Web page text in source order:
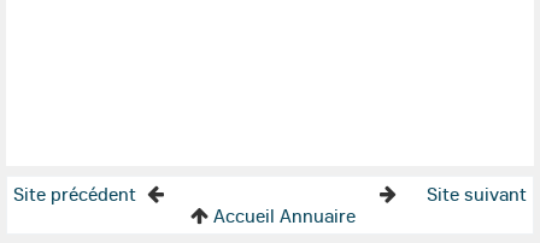
Site précédent
Site suivant
Accueil Annuaire